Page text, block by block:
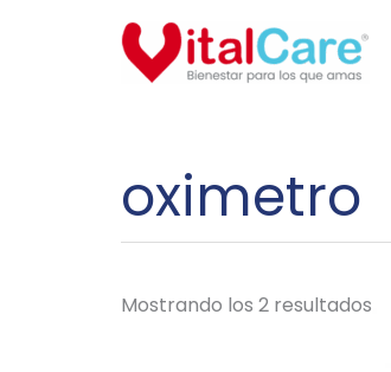
oximetro
Mostrando los 2 resultados